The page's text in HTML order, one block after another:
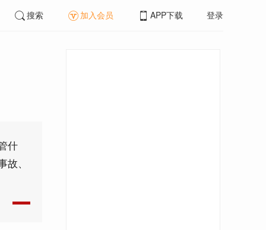
搜索 加入会员 APP下载 登录
什
、